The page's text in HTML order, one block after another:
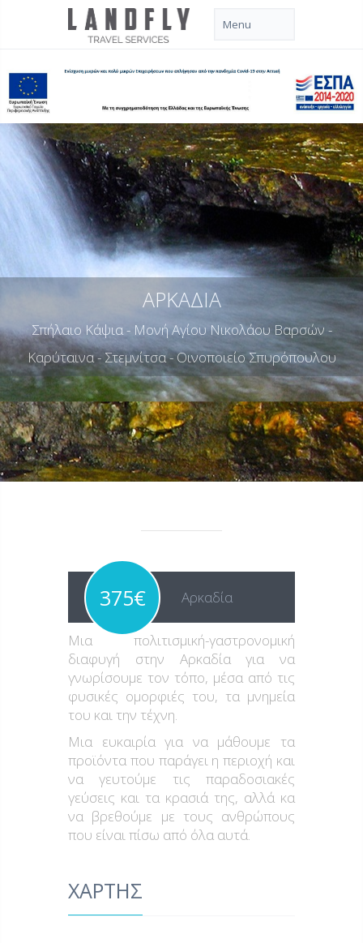
ΑΡΚΑΔΙΑ
Σπήλαιο Κάψια - Μονή Αγίου Νικολάου Βαρσών -
Καρύταινα - Στεμνίτσα - Οινοποιείο Σπυρόπουλου
375€ Αρκαδία
Μια πολιτισμική-γαστρονομική
διαφυγή στην Αρκαδία για να
γνωρίσουμε τον τόπο, μέσα από τις
φυσικές ομορφιές του, τα μνημεία
του και την τέχνη.
Μια ευκαιρία για να μάθουμε τα
προϊόντα που παράγει η περιοχή και
να γευτούμε τις παραδοσιακές
γεύσεις και τα κρασιά της, αλλά κα
να βρεθούμε με τους ανθρώπους
που είναι πίσω από όλα αυτά.
ΧΑΡΤΗΣ